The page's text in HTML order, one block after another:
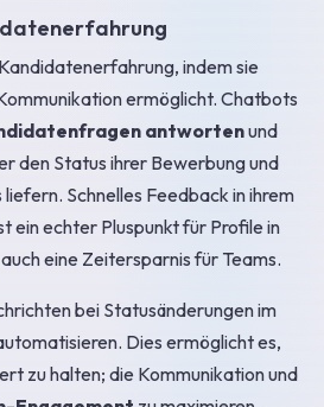
indem sie
ermöglicht. Chatbots
antwortenund
den Status ihrer Bewerbung und
Schnelles Feedback in ihrem
ein echter Pluspunkt für Profile in
eine Zeitersparnis für Teams.
bei Statusänderungen im
Dies ermöglicht es,
zu halten; die Kommunikation und